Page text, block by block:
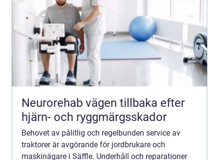
Neurorehab vägen tillbaka efter
hjärn- och ryggmärgsskador
Behovet av pålitlig och regelbunden service av
traktorer är avgörande för jordbrukare och
maskinägare i Säffle. Underhåll och reparationer